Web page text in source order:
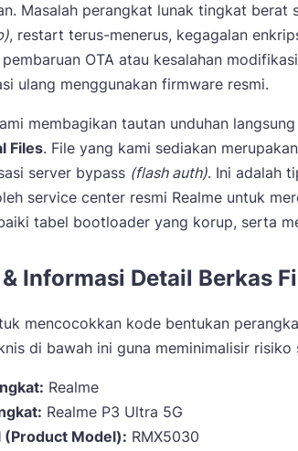
Masalah perangkat lunak tingkat
, restart terus-menerus, kegagalan
OTA atau kesalahan
ulang menggunakan firmware resmi.
membagikan tautan unduhan
Files. File yang kami sediakan
server bypass (flash auth). Ini adalah
service center resmi Realme untuk
tabel bootloader yang korup, serta
Informasi Detail Berkas
mencocokkan kode bentukan
di bawah ini guna meminimalisir risiko
Realme
Realme P3 Ultra 5G
(Product Model): RMX5030